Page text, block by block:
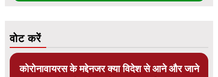
वोट करें
कोरोनावायरस के मद्देनजर क्या विदेश से आने और जाने